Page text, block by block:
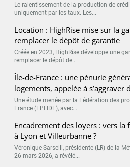
Le ralentissement de la production de
uniquement par les taux. Les...
Location : HighRise mise sur la
remplacer le dépôt de garantie
Créée en 2023, HighRise développe une
remplacer le dépôt de...
Île-de-France : une pénurie
logements, appelée à s’aggraver
Une étude menée par la Fédération des
France (FPI IDF), avec...
Encadrement des loyers : vers la
à Lyon et Villeurbanne ?
Véronique Sarselli, présidente (LR) de la
26 mars 2026, a révélé...